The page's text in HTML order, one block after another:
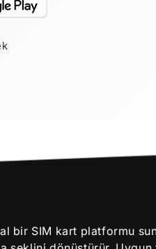
bir SIM kart platformu